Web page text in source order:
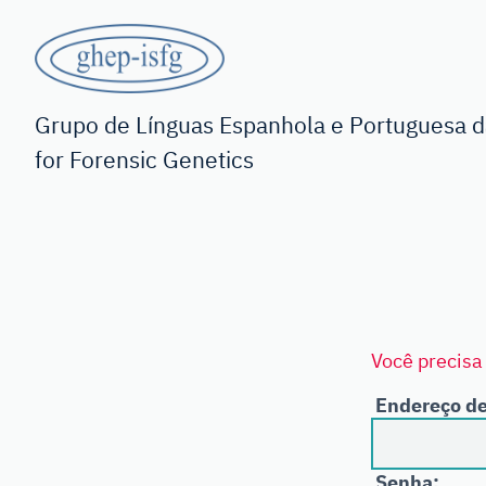
conteúdo
GHEP
-
ISFG
Grupo de Línguas Espanhola e Portuguesa
for Forensic Genetics
Você
Endereço